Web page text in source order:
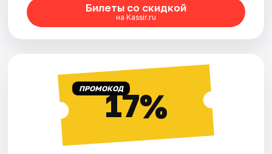
Билеты со скидкой
на Kassir.ru
ПРОМОКОД17%